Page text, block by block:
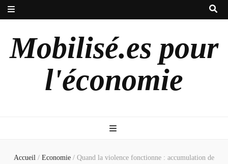
Mobilisé.es pour
l'économie
Accueil / Economie / Quand la violence fonctionne : accumulation de